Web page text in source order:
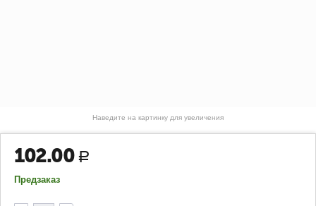
Наведите на картинку для увеличения
102.00 Р
Предзаказ